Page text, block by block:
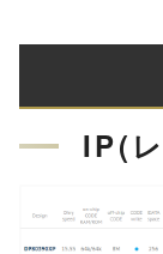
IP(